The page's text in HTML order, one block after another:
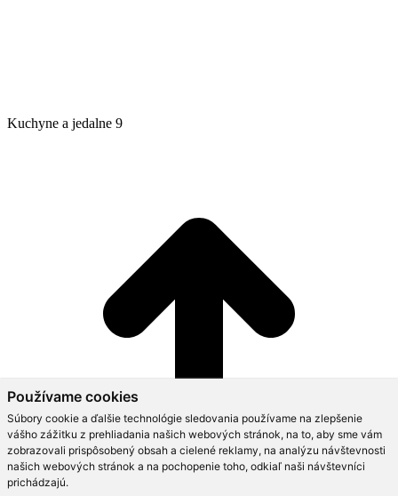
Používame cookies
Súbory cookie a ďalšie technológie sledovania používame na zlepšenie
vášho zážitku z prehliadania našich webových stránok, na to, aby sme vám
zobrazovali prispôsobený obsah a cielené reklamy, na analýzu návštevnosti
našich webových stránok a na pochopenie toho, odkiaľ naši návštevníci
prichádzajú.
Kuchyne a jedalne 9